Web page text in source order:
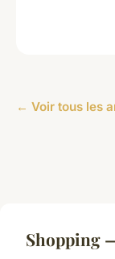
← Voir tous les
Shopping